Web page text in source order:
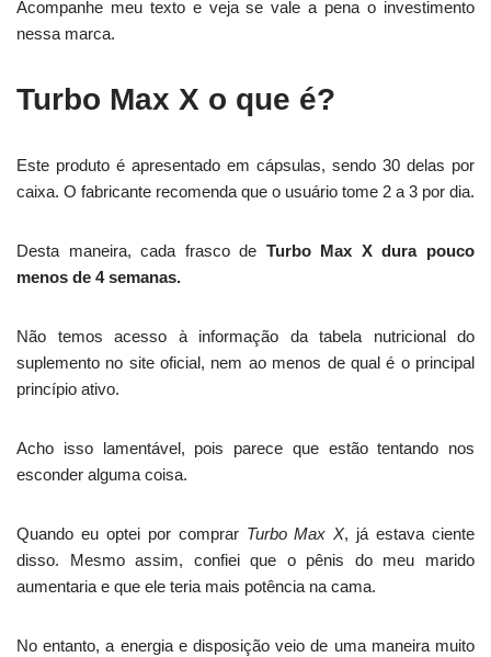
Acompanhe meu texto e veja se vale a pena o investimento
nessa marca.
Turbo Max X o que é?
Este produto é apresentado em cápsulas, sendo 30 delas por
caixa. O fabricante recomenda que o usuário tome 2 a 3 por dia.
Desta maneira, cada frasco de Turbo Max X dura pouco
menos de 4 semanas.
Não temos acesso à informação da tabela nutricional do
suplemento no site oficial, nem ao menos de qual é o principal
princípio ativo.
Acho isso lamentável, pois parece que estão tentando nos
esconder alguma coisa.
Quando eu optei por comprar Turbo Max X, já estava ciente
disso. Mesmo assim, confiei que o pênis do meu marido
aumentaria e que ele teria mais potência na cama.
No entanto, a energia e disposição veio de uma maneira muito